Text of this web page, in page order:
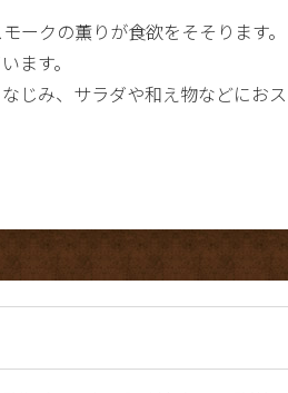
ークの薫りが食欲をそそります。
ます。
み、サラダや和え物などにおス